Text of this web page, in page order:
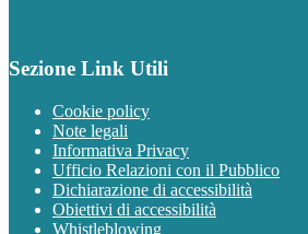
Sezione Link Utili
Cookie policy
Note legali
Informativa Privacy
Ufficio Relazioni con il Pubblico
Dichiarazione di accessibilità
Obiettivi di accessibilità
Whistleblowing